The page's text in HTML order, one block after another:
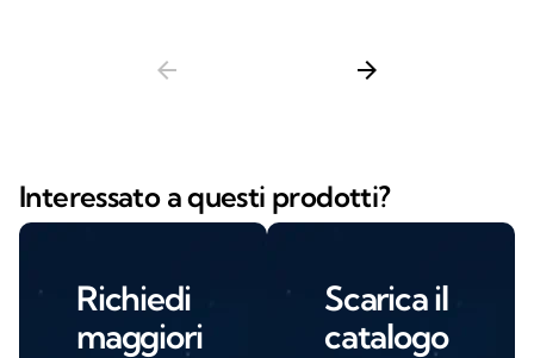
arrow_back arrow_forward
Interessato a questi prodotti?
Richiedi
maggiori
Scarica il
catalogo